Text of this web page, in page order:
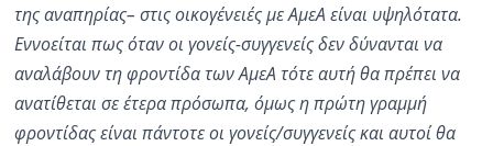
της αναπηρίας– στις οικογένειές με ΑμεΑ είναι υψηλότατα.
Εννοείται πως όταν οι γονείς-συγγενείς δεν δύνανται να
αναλάβουν τη φροντίδα των ΑμεΑ τότε αυτή θα πρέπει να
ανατίθεται σε έτερα πρόσωπα, όμως η πρώτη γραμμή
φροντίδας είναι πάντοτε οι γονείς/συγγενείς και αυτοί θα